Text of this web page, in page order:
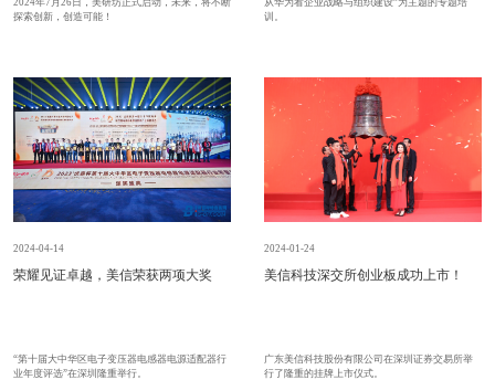
探索创新，创造可能！
训。
2024-04-14
荣耀见证卓越，美信荣获两项大奖
“第十届大中华区电子变压器电感器电源适配器行
业年度评选”在深圳隆重举行。
2024-01-24
美信科技深交所创业板成功上市！
广东美信科技股份有限公司在深圳证券交易所举
行了隆重的挂牌上市仪式。